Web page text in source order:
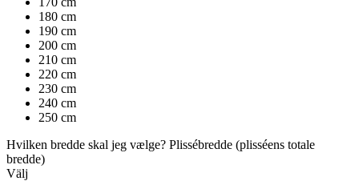
180 cm
190 cm
200 cm
210 cm
220 cm
230 cm
240 cm
250 cm
Hvilken bredde skal jeg vælge? Plissébredde (plisséens totale
bredde)
Välj